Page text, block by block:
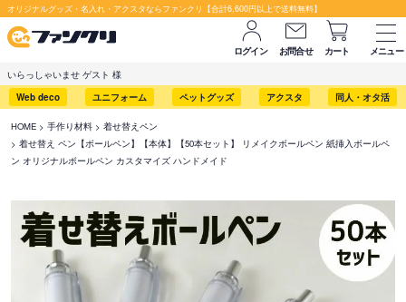
オリジナルグッズ・名入れ・アクスタならファンクリ【合計6,600円以上で送料無料】
ログイン お問合せ カート
メニュー
いらっしゃいませ ゲスト 様
Web deco
ユニフォーム ペットグッズ アクスタ 同人・オタ活
HOME 手作り材料
着せ替えペン
着せ替え ペン【ボールペン】【本体】【50本セット】 リメイクボールペン 紙挿入ボールペ
ン オリジナルボールペン カスタマイズ ハンドメイド